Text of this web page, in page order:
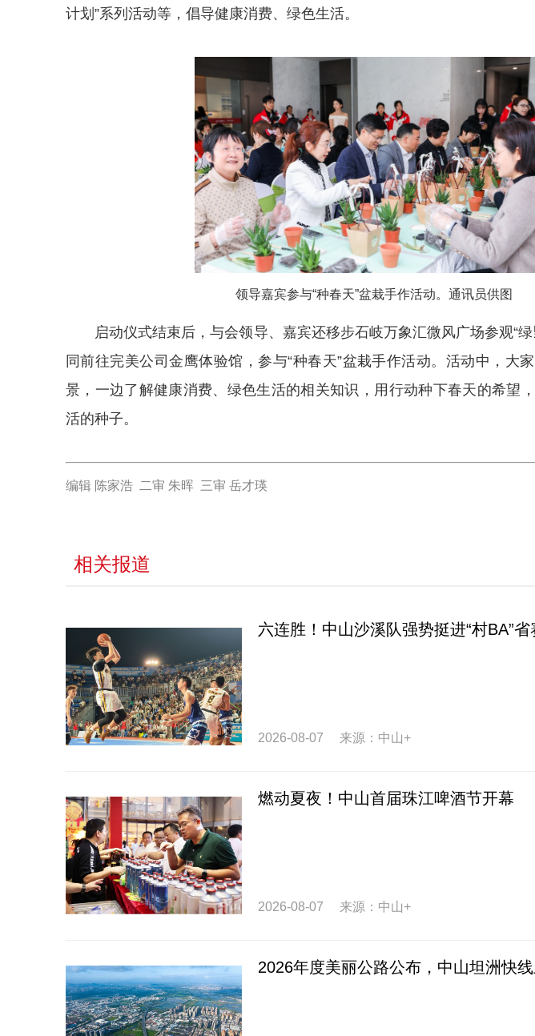
计划”系列活动等，倡导健康消费、绿色生活。
领导嘉宾参与“种春天”盆栽手作活动。通讯员供图
启动仪式结束后，与会领导、嘉宾还移步石岐万象汇微风广场参观“
同前往完美公司金鹰体验馆，参与“种春天”盆栽手作活动。活动中，大
景，一边了解健康消费、绿色生活的相关知识，用行动种下春天的希望
活的种子。
编辑 陈家浩 二审 朱晖 三审 岳才瑛
相关报道
六连胜！中山沙溪队强势挺进“村BA”省
2026-08-07 来源：中山+
燃动夏夜！中山首届珠江啤酒节开幕
2026-08-07 来源：中山+
2026年度美丽公路公布，中山坦洲快